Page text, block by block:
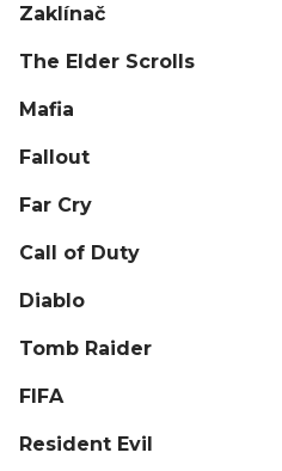
Zaklínač
The Elder Scrolls
Mafia
Fallout
Far Cry
Call of Duty
Diablo
Tomb Raider
FIFA
Resident Evil